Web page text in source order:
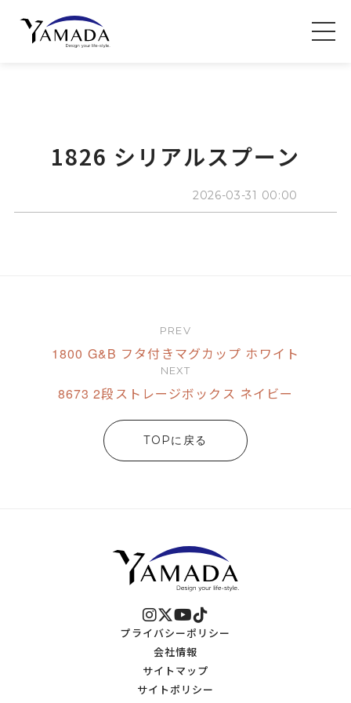
1826 シリアルスプーン
2026-03-31 00:00
PREV
1800 G&B フタ付きマグカップ ホワイト
NEXT
8673 2段ストレージボックス ネイビー
TOPに戻る
プライバシーポリシー
会社情報
サイトマップ
サイトポリシー